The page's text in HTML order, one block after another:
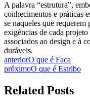
A palavra “estrutura”,
conhecimentos e práticas
se naqueles que
exigências de cada
associados ao design e à
duráveis.
anteriorO que é Faca
próximoO que é Estribo
Related Posts